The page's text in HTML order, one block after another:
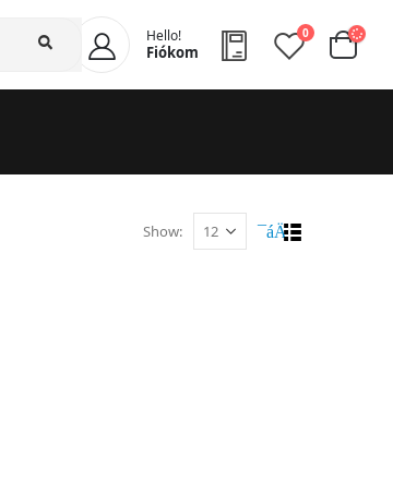
Hello!
Fiókom
0
Show: